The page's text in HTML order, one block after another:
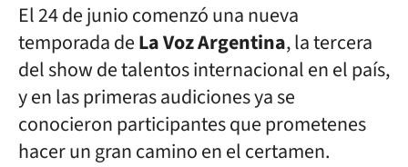
El 24 de junio comenzó una nueva
temporada deLa Voz Argentina, la tercera
del show de talentos internacional en el país,
y en las primeras audiciones ya se
conocieron participantes que prometenes
hacer un gran camino en el certamen.